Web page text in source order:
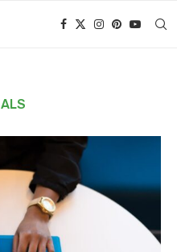
ALS